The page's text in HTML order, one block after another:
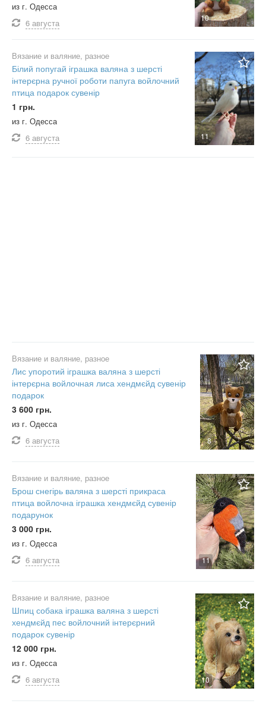
10
из г. Одесса
6 августа
11
Вязание и валяние, разное
Білий попугай іграшка валяна з шерсті
інтерєрна ручної роботи папуга войлочний
птица подарок сувенір
1 грн.
из г. Одесса
6 августа
8
Вязание и валяние, разное
Лис упоротий іграшка валяна з шерсті
інтерєрна войлочная лиса хендмєйд сувенір
подарок
3 600 грн.
из г. Одесса
6 августа
11
Вязание и валяние, разное
Брош снегірь валяна з шерсті прикраса
птица войлочна іграшка хендмєйд сувенір
подарунок
3 000 грн.
из г. Одесса
6 августа
10
Вязание и валяние, разное
Шпиц собака іграшка валяна з шерсті
хендмєйд пес войлочний інтерєрний
подарок сувенір
12 000 грн.
из г. Одесса
6 августа